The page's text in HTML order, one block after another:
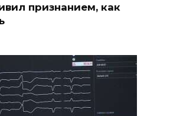
признанием, как